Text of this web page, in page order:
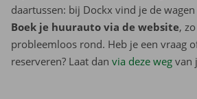
daartussen: bij Dockx vind je de
Boek je huurauto via de website,
probleemloos rond. Heb je een vraag
reserveren? Laat dan via deze weg van